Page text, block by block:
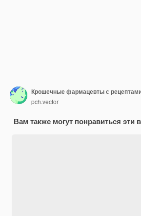
Крошечные фармацевты с
pch.vector
Вам также могут понравиться эти